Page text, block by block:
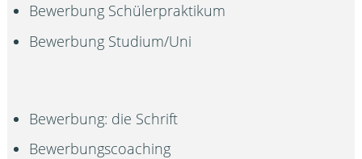
Bewerbung Schülerpraktikum
Bewerbung Studium/Uni
Bewerbung: die Schrift
Bewerbungscoaching